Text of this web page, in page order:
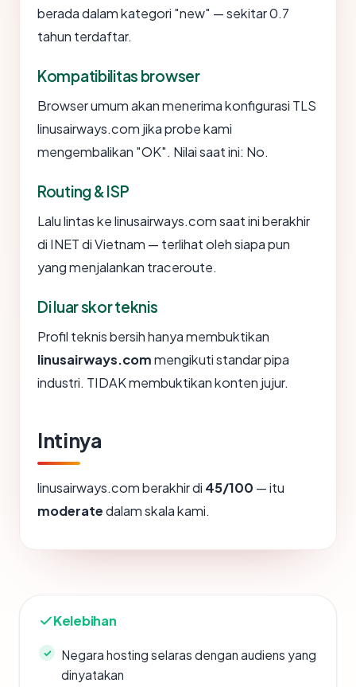
berada dalam kategori "new" — sekitar 0.7
tahun terdaftar.
Kompatibilitas browser
Browser umum akan menerima konfigurasi TLS
linusairways.com jika probe kami
mengembalikan "OK". Nilai saat ini: No.
Routing & ISP
Lalu lintas ke linusairways.com saat ini berakhir
di INET di Vietnam — terlihat oleh siapa pun
yang menjalankan traceroute.
Di luar skor teknis
Profil teknis bersih hanya membuktikan
linusairways.commengikuti standar pipa
industri. TIDAK membuktikan konten jujur.
Intinya
linusairways.com berakhir di 45/100 — itu
moderatedalam skala kami.
Kelebihan
Negara hosting selaras dengan audiens yang
dinyatakan